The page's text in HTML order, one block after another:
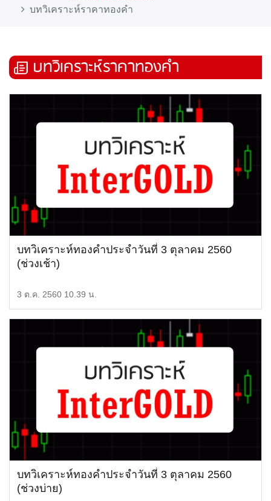
บทวิเคราะห์ราคาทองคำ
บทวิเคราะห์ราคาทองคำ
บทวิเคราะห์ทองคำประจำวันที่ 3 ตุลาคม 2560
(ช่วงเช้า)
3 ต.ค. 2560 10.39 น.
บทวิเคราะห์ทองคำประจำวันที่ 3 ตุลาคม 2560
(ช่วงบ่าย)